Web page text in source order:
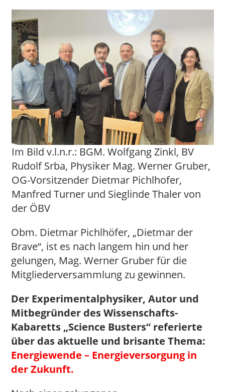
Im Bild v.l.n.r.: BGM. Wolfgang Zinkl, BV
Rudolf Srba, Physiker Mag. Werner Gruber,
OG-Vorsitzender Dietmar Pichlhofer,
Manfred Turner und Sieglinde Thaler von
der ÖBV
Obm. Dietmar Pichlhöfer, „Dietmar der
Brave“, ist es nach langem hin und her
gelungen, Mag. Werner Gruber für die
Mitgliederversammlung zu gewinnen.
Der Experimentalphysiker, Autor und
Mitbegründer des Wissenschafts-
Kabaretts „Science Busters“ referierte
über das aktuelle und brisante Thema:
Energiewende – Energieversorgung in
der Zukunft.